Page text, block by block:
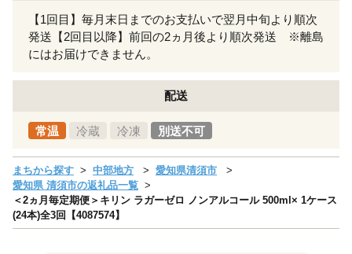
【1回目】毎月末日までのお支払いで翌月中旬より順次
発送【2回目以降】前回の2ヵ月後より順次発送 ※離島
にはお届けできません。
配送
常温 冷蔵 冷凍 別送不可
まちから探す 中部地方
愛知県清須市
愛知県 清須市の返礼品一覧
＜2ヵ月毎定期便＞キリン ラガーゼロ ノンアルコール 500ml× 1ケース
(24本)全3回【4087574】